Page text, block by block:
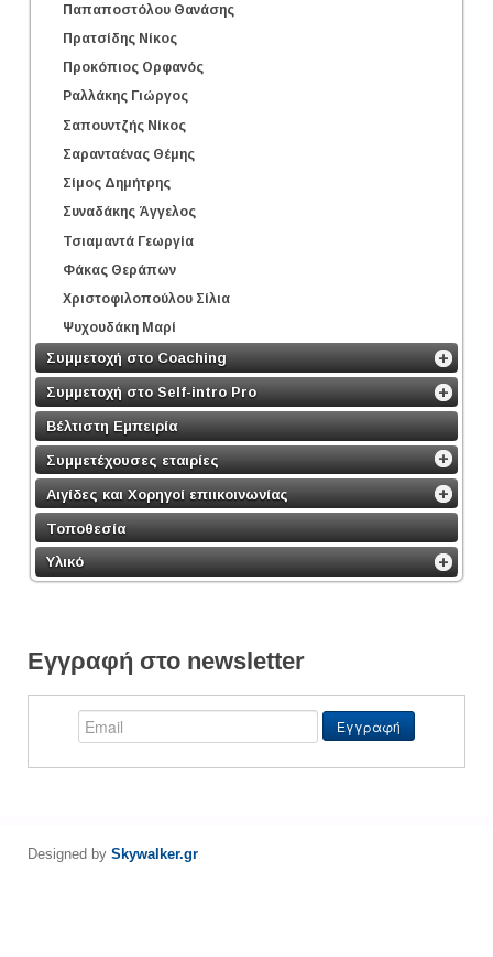
Παπαποστόλου Θανάσης
Πρατσίδης Νίκος
Προκόπιος Ορφανός
Ραλλάκης Γιώργος
Σαπουντζής Νίκος
Σαρανταένας Θέμης
Σίμος Δημήτρης
Συναδάκης Άγγελος
Τσιαμαντά Γεωργία
Φάκας Θεράπων
Χριστοφιλοπούλου Σίλια
Ψυχουδάκη Μαρί
Συμμετοχή στο Coaching
Συμμετοχή στο Self-intro Pro
Βέλτιστη Εμπειρία
Συμμετέχουσες εταιρίες
Αιγίδες και Χορηγοί επιικοινωνίας
Τοποθεσία
Υλικό
Εγγραφή στο newsletter
Designed by Skywalker.gr